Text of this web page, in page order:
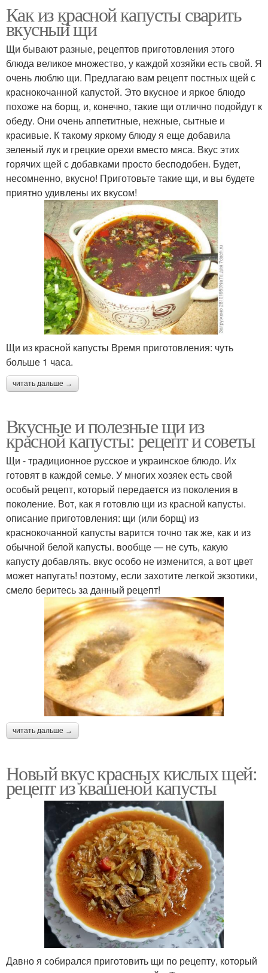
Как из красной капусты сварить
вкусный щи
Щи бывают разные, рецептов приготовления этого
блюда великое множество, у каждой хозяйки есть свой. Я
очень люблю щи. Предлагаю вам рецепт постных щей с
краснокочанной капустой. Это вкусное и яркое блюдо
похоже на борщ, и, конечно, такие щи отлично подойдут к
обеду. Они очень аппетитные, нежные, сытные и
красивые. К такому яркому блюду я еще добавила
зеленый лук и грецкие орехи вместо мяса. Вкус этих
горячих щей с добавками просто бесподобен. Будет,
несомненно, вкусно! Приготовьте такие щи, и вы будете
приятно удивлены их вкусом!
Щи из красной капусты Время приготовления: чуть
больше 1 часа.
читать дальше →
Вкусные и полезные щи из
красной капусты: рецепт и советы
Щи - традиционное русское и украинское блюдо. Их
готовят в каждой семье. У многих хозяек есть свой
особый рецепт, который передается из поколения в
поколение. Вот, как я готовлю щи из красной капусты.
описание приготовления: щи (или борщ) из
краснокочанной капусты варится точно так же, как и из
обычной белой капусты. вообще — не суть, какую
капусту добавлять. вкус особо не изменится, а вот цвет
может напугать! поэтому, если захотите легкой экзотики,
смело беритесь за данный рецепт!
читать дальше →
Новый вкус красных кислых щей:
рецепт из квашеной капусты
Давно я собирался приготовить щи по рецепту, который